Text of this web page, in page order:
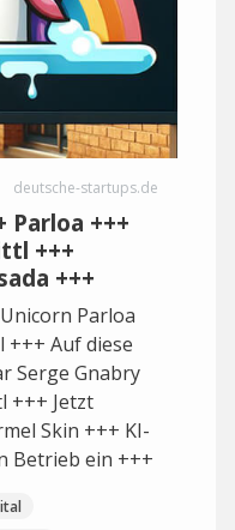
deutsche-startups.de
+++
+++
+++
Parloa
Auf diese
Serge Gnabry
+++ Jetzt
Skin +++ KI-
Betrieb ein +++